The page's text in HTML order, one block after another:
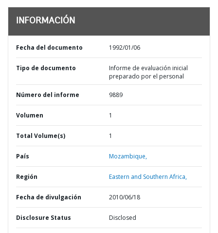
INFORMACIÓN
Fecha del documento 1992/01/06
Tipo de documento
Informe de evaluación inicial
preparado por el personal
Número del informe 9889
Volumen 1
Total Volume(s) 1
País Mozambique,
Región Eastern and Southern Africa,
Fecha de divulgación 2010/06/18
Disclosure Status Disclosed